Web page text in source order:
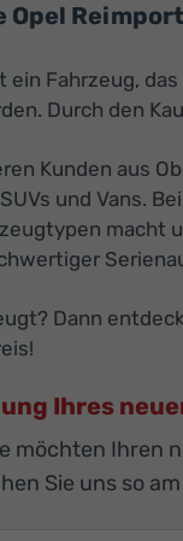
Opel
ein Fahrzeug,
Durch den
Kunden aus
und Vans.
macht
Dann
Ihres
möchten Ihren
Sie uns so